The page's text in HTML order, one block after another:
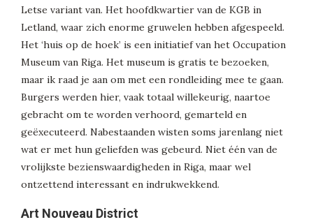
Letse variant van. Het hoofdkwartier van de KGB in
Letland, waar zich enorme gruwelen hebben afgespeeld.
Het ‘huis op de hoek’ is een initiatief van het Occupation
Museum van Riga. Het museum is gratis te bezoeken,
maar ik raad je aan om met een rondleiding mee te gaan.
Burgers werden hier, vaak totaal willekeurig, naartoe
gebracht om te worden verhoord, gemarteld en
geëxecuteerd. Nabestaanden wisten soms jarenlang niet
wat er met hun geliefden was gebeurd. Niet één van de
vrolijkste bezienswaardigheden in Riga, maar wel
ontzettend interessant en indrukwekkend.
Art Nouveau District